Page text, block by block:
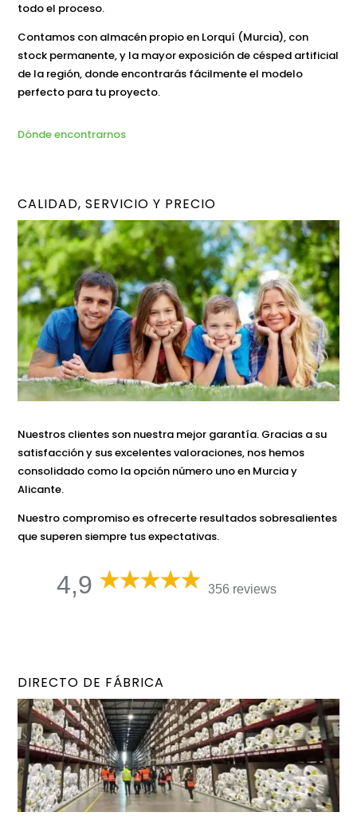
todo el proceso.
Contamos con almacén propio en Lorquí (Murcia), con
stock permanente, y la mayor exposición de césped artificial
de la región, donde encontrarás fácilmente el modelo
perfecto para tu proyecto.
Dónde encontrarnos
CALIDAD, SERVICIO Y PRECIO
Nuestros clientes son nuestra mejor garantía. Gracias a su
satisfacción y sus excelentes valoraciones, nos hemos
consolidado como la opción número uno en Murcia y
Alicante.
Nuestro compromiso es ofrecerte resultados sobresalientes
que superen siempre tus expectativas.
4,9 356 reviews
DIRECTO DE FÁBRICA